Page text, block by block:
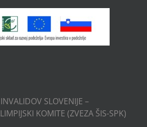
SLOVENIJE –
KOMITE (ZVEZA ŠIS-SPK)